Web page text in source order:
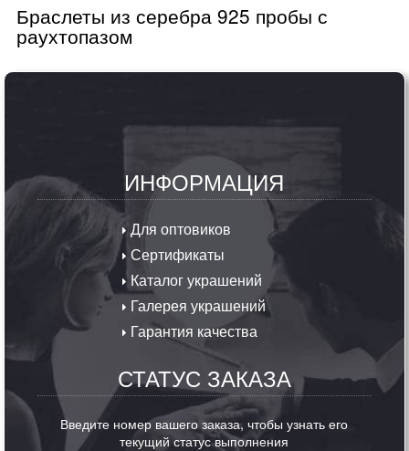
Браслеты из серебра 925 пробы с
раухтопазом
ИНФОРМАЦИЯ
Для оптовиков
Сертификаты
Каталог украшений
Галерея украшений
Гарантия качества
СТАТУС ЗАКАЗА
Введите номер вашего заказа, чтобы узнать его
текущий статус выполнения